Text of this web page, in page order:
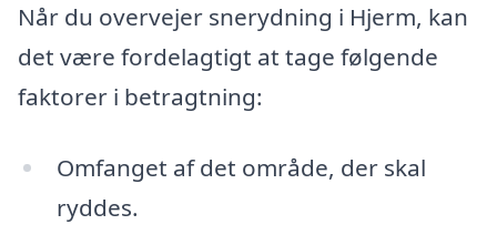
Når du overvejer snerydning i Hjerm, kan
det være fordelagtigt at tage følgende
faktorer i betragtning:
Omfanget af det område, der skal
ryddes.